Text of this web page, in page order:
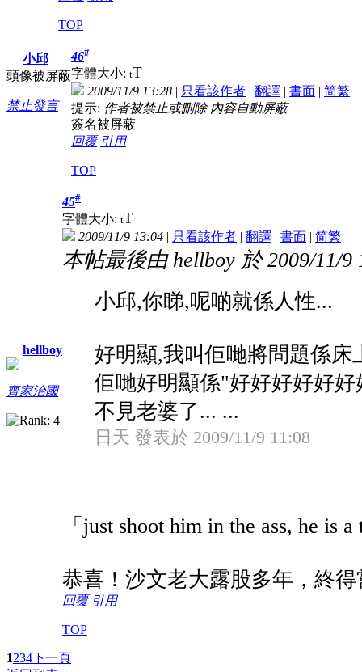
TOP
小邱
頭像被屏蔽
禁止發言
46#
字體大小: tT
2009/11/9 13:28 | 只看該作者 | 翻譯 | 書面 | 简繁
提示: 作者被禁止或刪除 內容自動屏蔽
簽名被屏蔽
回覆 引用
TOP
hellboy
齊家治國
45#
字體大小: tT
2009/11/9 13:04 | 只看該作者 | 翻譯 | 書面 | 简繁
本帖最後由 hellboy 於 2009/11/9
小邱,你睇,呢啲就係人性...
好明顯,我叫佢哋將問題係床
佢哋好明顯係"好好好好好
不見老婆了... ...
日天 發表於 2009/11/9 11:08
「just shoot him in the ass, he is
恭喜！沙文老大露股多年，終
回覆 引用
TOP
1234下一頁